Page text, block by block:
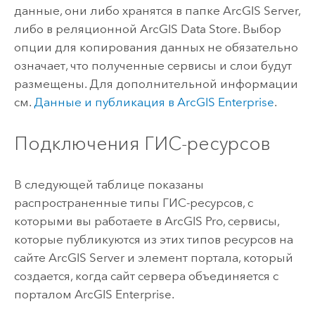
данные, они либо хранятся в папке ArcGIS Server,
либо в реляционной ArcGIS Data Store. Выбор
опции для копирования данных не обязательно
означает, что полученные сервисы и слои будут
размещены. Для дополнительной информации
см. Данные и публикация в ArcGIS Enterprise.
Подключения ГИС-ресурсов
В следующей таблице показаны
распространенные типы ГИС-ресурсов, с
которыми вы работаете в ArcGIS Pro, сервисы,
которые публикуются из этих типов ресурсов на
сайте ArcGIS Serverи элемент портала, который
создается, когда сайт сервера объединяется с
порталом ArcGIS Enterprise.